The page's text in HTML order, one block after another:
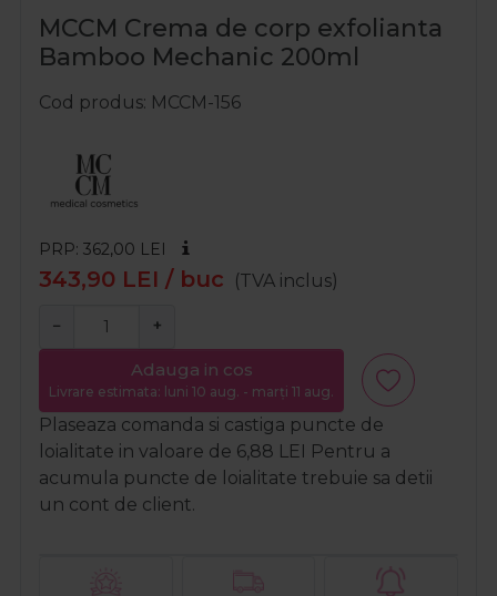
MCCM Crema de corp exfolianta
Bamboo Mechanic 200ml
Cod produs MCCM-156
PRP: 362,00 LEI
343,90 LEI / buc (TVA inclus)
− +
Adauga in cos
Livrare estimata: luni 10 aug. - marți 11 aug.
Plaseaza comanda si castiga puncte de
loialitate in valoare de 6,88 LEI Pentru a
acumula puncte de loialitate trebuie sa detii
un cont de client.